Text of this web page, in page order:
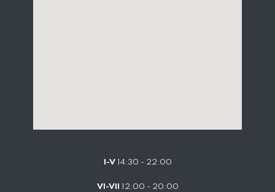
I-V14:30 - 22:00
VI-VII 12:00 - 20:00